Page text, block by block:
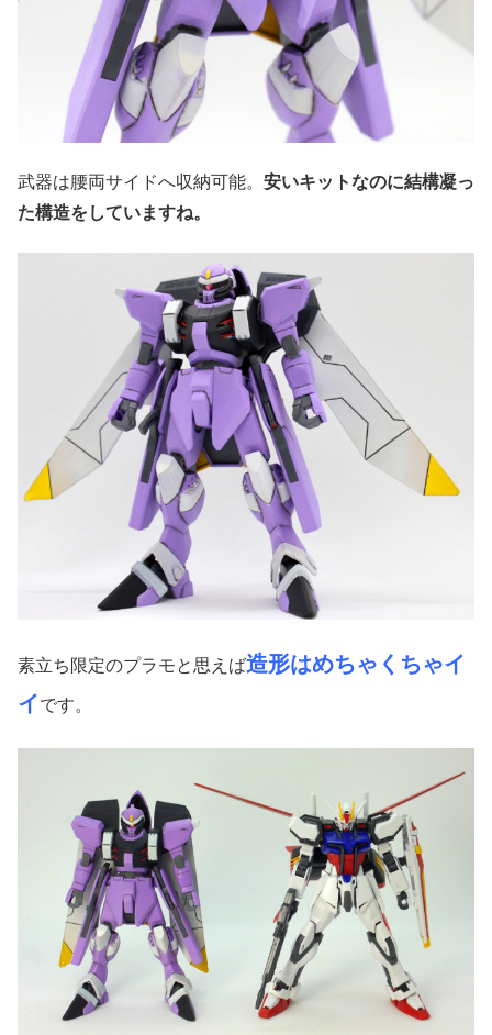
武器は腰両サイドへ収納可能。 安いキットなのに結構凝っ
た構造をしていますね。
素立ち限定のプラモと思えば造形はめちゃくちゃイ
イです。